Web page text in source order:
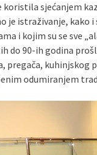
koristila sjećanjem
je istraživanje, kako i
i kojim su se sve
do 90-ih godina
pregača, kuhinjskog
odumiranjem